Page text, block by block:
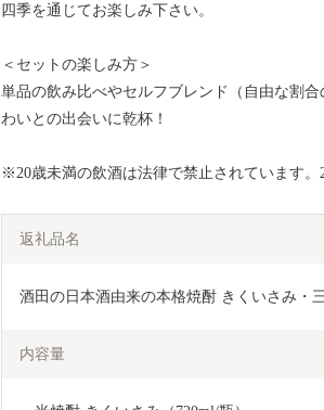
四季を通じてお楽しみ下さい。
＜セットの楽しみ方＞
単品の飲み比べやセルフブレンド（自由な割
わいとの出会いに乾杯！
※20歳未満の飲酒は法律で禁止されています。
返礼品名
酒田の日本酒由来の本格焼酎 きくいさみ・
内容量